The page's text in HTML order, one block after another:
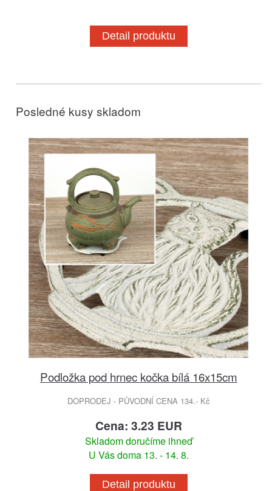
Detail produktu
Posledné kusy skladom
Podložka pod hrnec kočka bílá 16x15cm
DOPRODEJ - PŮVODNÍ CENA 134.- Kč
Cena: 3.23 EUR
Skladom doručíme ihneď
U Vás doma 13. - 14. 8.
Detail produktu